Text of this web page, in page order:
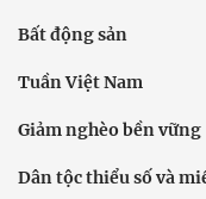
Bất động sản
Tuần Việt Nam
Giảm nghèo bền vững
Dân tộc thiểu số và